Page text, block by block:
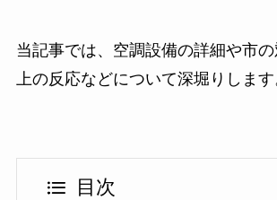
当記事では、空調設備の詳細や市
上の反応などについて深堀りします
目次